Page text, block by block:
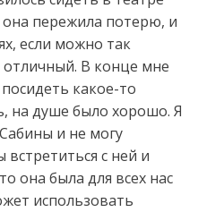
пережила потерю, и
если можно так
В конце мне
какое-то
на душе было хорошо. Я
и не могу
с ней и
она была для всех нас
использовать